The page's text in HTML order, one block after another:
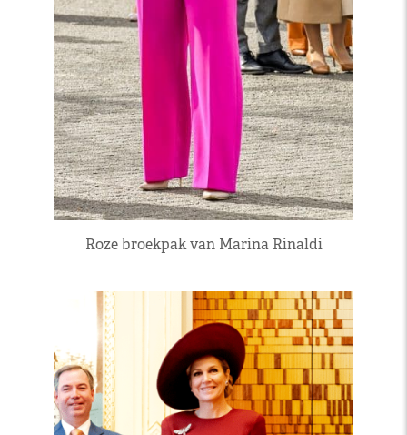
Roze broekpak van Marina Rinaldi